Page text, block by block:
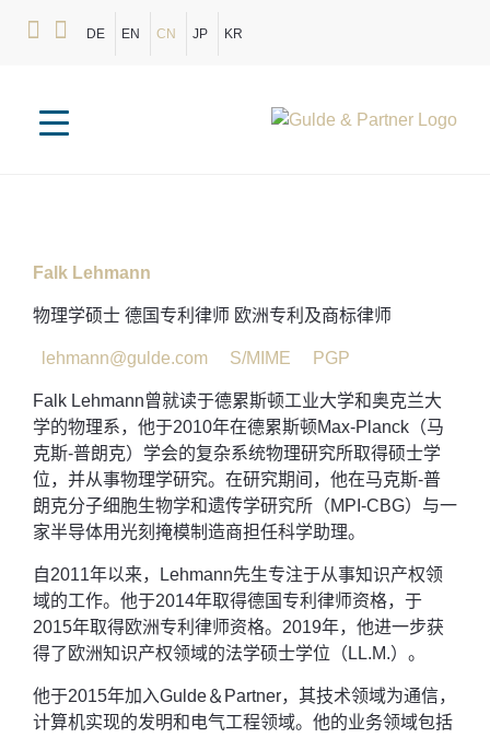
DE EN CN JP KR
Falk Lehmann
物理学硕士 德国专利律师 欧洲专利及商标律师
lehmann@gulde.com S/MIME PGP
Falk Lehmann曾就读于德累斯顿工业大学和奥克兰大
学的物理系，他于2010年在德累斯顿Max-Planck（马
克斯-普朗克）学会的复杂系统物理研究所取得硕士学
位，并从事物理学研究。在研究期间，他在马克斯-普
朗克分子细胞生物学和遗传学研究所（MPI-CBG）与一
家半导体用光刻掩模制造商担任科学助理。
自2011年以来，Lehmann先生专注于从事知识产权领
域的工作。他于2014年取得德国专利律师资格，于
2015年取得欧洲专利律师资格。2019年，他进一步获
得了欧洲知识产权领域的法学硕士学位（LL.M.）。
他于2015年加入Gulde＆Partner，其技术领域为通信，
计算机实现的发明和电气工程领域。他的业务领域包括